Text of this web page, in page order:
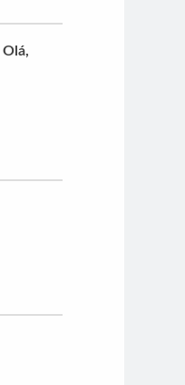
Olá,